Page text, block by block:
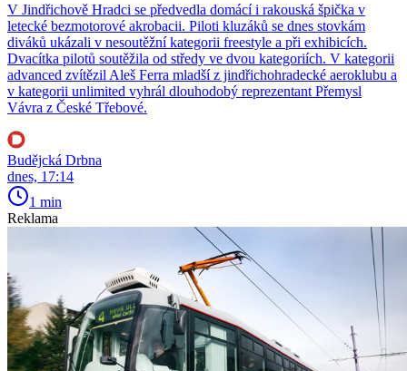
V Jindřichově Hradci se předvedla domácí i rakouská špička v
letecké bezmotorové akrobacii. Piloti kluzáků se dnes stovkám
diváků ukázali v nesoutěžní kategorii freestyle a při exhibicích.
Dvacítka pilotů soutěžila od středy ve dvou kategoriích. V kategorii
advanced zvítězil Aleš Ferra mladší z jindřichohradecké aeroklubu a
v kategorii unlimited vyhrál dlouhodobý reprezentant Přemysl
Vávra z České Třebové.
Budějcká Drbna
dnes, 17:14
1 min
Reklama